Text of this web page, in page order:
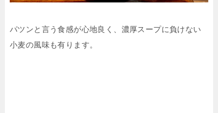
パツンと言う食感が心地良く、濃厚スープに負けない
小麦の風味も有ります。